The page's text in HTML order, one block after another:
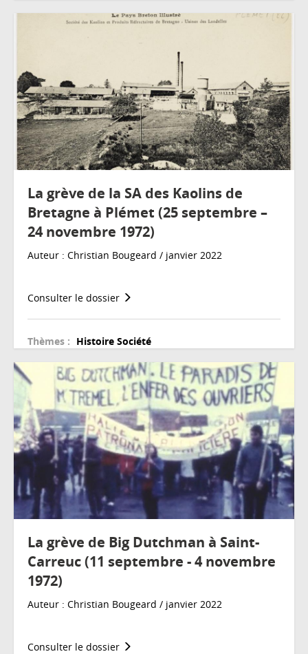
La grève de la SA des Kaolins de
Bretagne à Plémet (25 septembre –
24 novembre 1972)
Auteur : Christian Bougeard / janvier 2022
Consulter le dossier
Thèmes : Histoire Société
La grève de Big Dutchman à Saint-
Carreuc (11 septembre - 4 novembre
1972)
Auteur : Christian Bougeard / janvier 2022
Consulter le dossier